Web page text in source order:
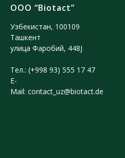
ООО “Biotact”
Узбекистан, 100109
Ташкент
улица Фаробий, 448J
Тел.: (+998 93) 555 17 47
E-
Mail: contact_uz@biotact.de